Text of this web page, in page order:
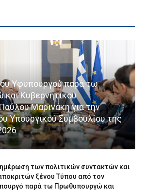
Υφυπουργού παρά τω
Κυβερνητικού
Μαρινάκη για την
Υπουργικού Συμβουλίου της
των πολιτικών συντακτών και
ξένου Τύπου από τον
παρά τω Πρωθυπουργώ και